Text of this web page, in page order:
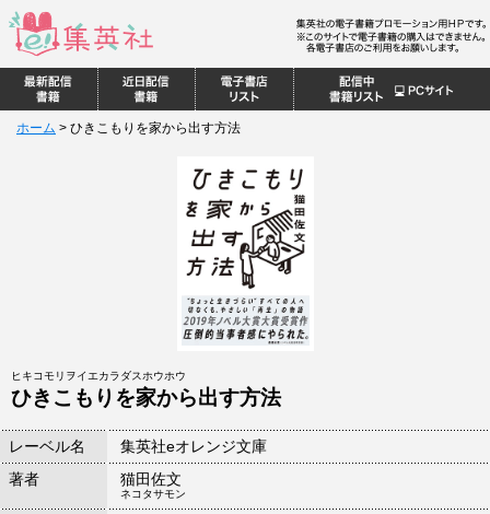
ホーム > ひきこもりを家から出す方法
ヒキコモリヲイエカラダスホウホウ
ひきこもりを家から出す方法
レーベル名
集英社eオレンジ文庫
著者
猫田佐文
ネコタサモン